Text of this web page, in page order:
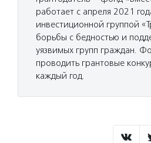
работает с апреля 2021
инвестиционной группой
борьбы с бедностью и
уязвимых групп граждан.
проводить грантовые
каждый год.